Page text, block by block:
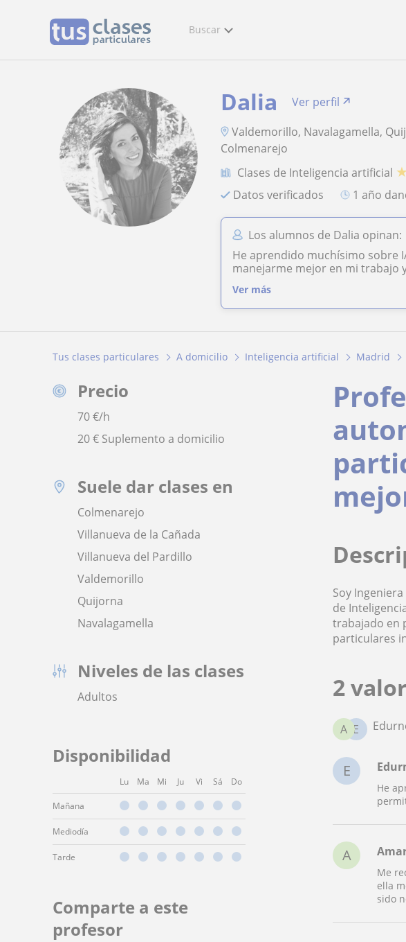
Buscar
Dalia
Ver perfil
Valdemorillo, Navalagamella,
Colmenarejo
Clases de Inteligencia artificial ★
Datos verificados
1 año
Los alumnos de Dalia opinan:
He aprendido muchísimo sobre
manejarme mejor en mi trabajo
Ver más
Tus clases particulares A domicilio Inteligencia artificial Madrid
Precio
70€/h
20 € Suplemento a domicilio
Suele dar clases en
Colmenarejo
Villanueva de la Cañada
Villanueva del Pardillo
Valdemorillo
Quijorna
Navalagamella
Niveles de las clases
Adultos
Disponibilidad
Lu Ma Mi Ju Vi Sá Do
Mañana
Mediodía
Tarde
Comparte a este
profesor
Soy
de
trabajado en
particulares
2
E
A
E
He
A
Me
ella
sido